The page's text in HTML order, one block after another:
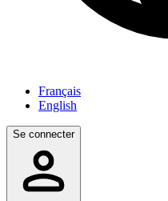
Français
English
Se connecter